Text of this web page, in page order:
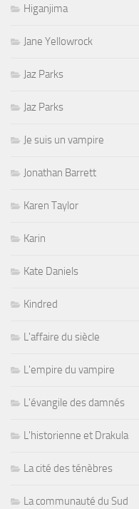
Higanjima
Jane Yellowrock
Jaz Parks
Jaz Parks
Je suis un vampire
Jonathan Barrett
Karen Taylor
Karin
Kate Daniels
Kindred
L'affaire du siècle
L'empire du vampire
L'évangile des damnés
L'historienne et Drakula
La cité des ténèbres
La communauté du Sud